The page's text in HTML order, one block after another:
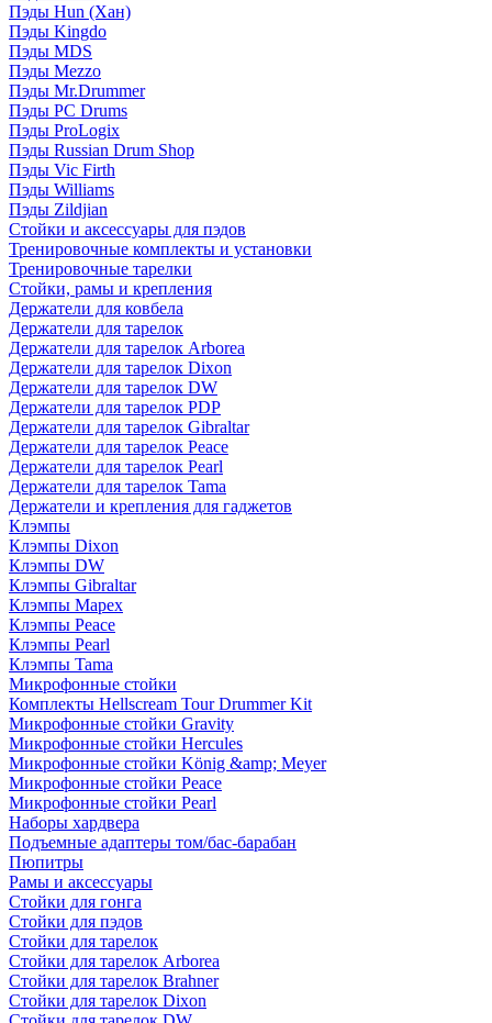
Пэды Hun (Хан)
Пэды Kingdo
Пэды MDS
Пэды Mezzo
Пэды Mr.Drummer
Пэды PC Drums
Пэды ProLogix
Пэды Russian Drum Shop
Пэды Vic Firth
Пэды Williams
Пэды Zildjian
Стойки и аксессуары для пэдов
Тренировочные комплекты и установки
Тренировочные тарелки
Стойки, рамы и крепления
Держатели для ковбела
Держатели для тарелок
Держатели для тарелок Arborea
Держатели для тарелок Dixon
Держатели для тарелок DW
Держатели для тарелок PDP
Держатели для тарелок Gibraltar
Держатели для тарелок Peace
Держатели для тарелок Pearl
Держатели для тарелок Tama
Держатели и крепления для гаджетов
Клэмпы
Клэмпы Dixon
Клэмпы DW
Клэмпы Gibraltar
Клэмпы Mapex
Клэмпы Peace
Клэмпы Pearl
Клэмпы Tama
Микрофонные стойки
Комплекты Hellscream Tour Drummer Kit
Микрофонные стойки Gravity
Микрофонные стойки Hercules
Микрофонные стойки König &amp; Meyer
Микрофонные стойки Peace
Микрофонные стойки Pearl
Наборы хардвера
Подъемные адаптеры том/бас-барабан
Пюпитры
Рамы и аксессуары
Стойки для гонга
Стойки для пэдов
Стойки для тарелок
Стойки для тарелок Arborea
Стойки для тарелок Brahner
Стойки для тарелок Dixon